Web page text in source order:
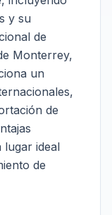
y su
de
Monterrey,
un
de
lugar ideal
de